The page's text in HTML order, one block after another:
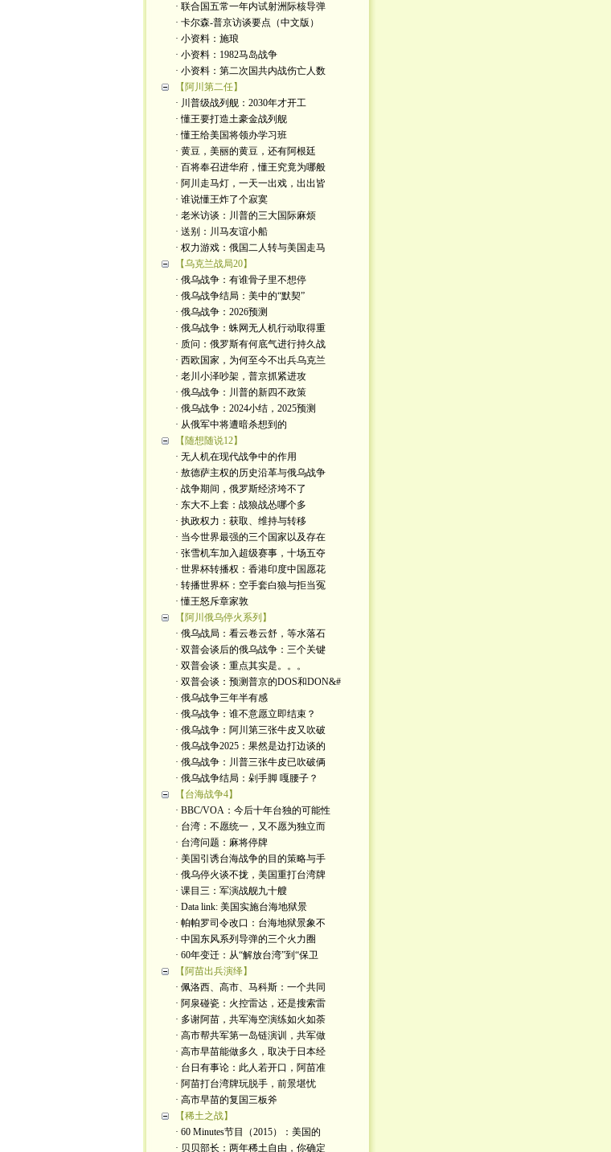
· 联合国五常一年内试射洲际核导弹
· 卡尔森-普京访谈要点（中文版）
· 小资料：施琅
· 小资料：1982马岛战争
· 小资料：第二次国共内战伤亡人数
【阿川第二任】
· 川普级战列舰：2030年才开工
· 懂王要打造土豪金战列舰
· 懂王给美国将领办学习班
· 黄豆，美丽的黄豆，还有阿根廷
· 百将奉召进华府，懂王究竟为哪般
· 阿川走马灯，一天一出戏，出出皆
· 谁说懂王炸了个寂寞
· 老米访谈：川普的三大国际麻烦
· 送别：川马友谊小船
· 权力游戏：俄国二人转与美国走马
【乌克兰战局20】
· 俄乌战争：有谁骨子里不想停
· 俄乌战争结局：美中的“默契”
· 俄乌战争：2026预测
· 俄乌战争：蛛网无人机行动取得重
· 质问：俄罗斯有何底气进行持久战
· 西欧国家，为何至今不出兵乌克兰
· 老川小泽吵架，普京抓紧进攻
· 俄乌战争：川普的新四不政策
· 俄乌战争：2024小结，2025预测
· 从俄军中将遭暗杀想到的
【随想随说12】
· 无人机在现代战争中的作用
· 敖德萨主权的历史沿革与俄乌战争
· 战争期间，俄罗斯经济垮不了
· 东大不上套：战狼战怂哪个多
· 执政权力：获取、维持与转移
· 当今世界最强的三个国家以及存在
· 张雪机车加入超级赛事，十场五夺
· 世界杯转播权：香港印度中国愿花
· 转播世界杯：空手套白狼与拒当冤
· 懂王怒斥章家敦
【阿川俄乌停火系列】
· 俄乌战局：看云卷云舒，等水落石
· 双普会谈后的俄乌战争：三个关键
· 双普会谈：重点其实是。。。
· 双普会谈：预测普京的DOS和DON&#
· 俄乌战争三年半有感
· 俄乌战争：谁不意愿立即结束？
· 俄乌战争：阿川第三张牛皮又吹破
· 俄乌战争2025：果然是边打边谈的
· 俄乌战争：川普三张牛皮已吹破俩
· 俄乌战争结局：剁手脚 嘎腰子？
【台海战争4】
· BBC/VOA：今后十年台独的可能性
· 台湾：不愿统一，又不愿为独立而
· 台湾问题：麻将停牌
· 美国引诱台海战争的目的策略与手
· 俄乌停火谈不拢，美国重打台湾牌
· 课目三：军演战舰九十艘
· Data link: 美国实施台海地狱景
· 帕帕罗司令改口：台海地狱景象不
· 中国东风系列导弹的三个火力圈
· 60年变迁：从“解放台湾”到“保卫
【阿苗出兵演绎】
· 佩洛西、高市、马科斯：一个共同
· 阿泉碰瓷：火控雷达，还是搜索雷
· 多谢阿苗，共军海空演练如火如荼
· 高市帮共军第一岛链演训，共军做
· 高市早苗能做多久，取决于日本经
· 台日有事论：此人若开口，阿苗准
· 阿苗打台湾牌玩脱手，前景堪忧
· 高市早苗的复国三板斧
【稀土之战】
· 60 Minutes节目（2015）：美国的
· 贝贝部长：两年稀土自由，你确定